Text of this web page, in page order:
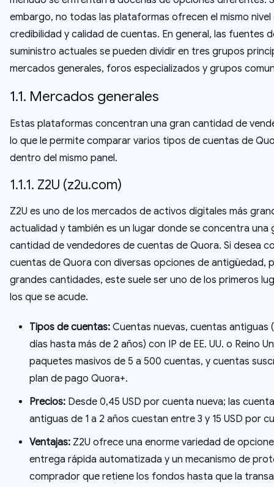
embargo, no todas las plataformas ofrecen el mismo nivel
credibilidad y calidad de cuentas. En general, las fuentes
suministro actuales se pueden dividir en tres grupos
mercados generales, foros especializados y grupos
1.1. Mercados generales
Estas plataformas concentran una gran cantidad de
lo que le permite comparar varios tipos de cuentas de
dentro del mismo panel.
1.1.1. Z2U (z2u.com)
Z2U es uno de los mercados de activos digitales más
actualidad y también es un lugar donde se concentra una
cantidad de vendedores de cuentas de Quora. Si desea
cuentas de Quora con diversas opciones de antigüedad,
grandes cantidades, este suele ser uno de los primeros
los que se acude.
Tipos de cuentas: Cuentas nuevas, cuentas antiguas
días hasta más de 2 años) con IP de EE. UU. o Reino
paquetes masivos de 5 a 500 cuentas, y cuentas
plan de pago Quora+.
Precios: Desde 0,45 USD por cuenta nueva; las
antiguas de 1 a 2 años cuestan entre 3 y 15 USD por
Ventajas: Z2U ofrece una enorme variedad de
entrega rápida automatizada y un mecanismo de
comprador que retiene los fondos hasta que la